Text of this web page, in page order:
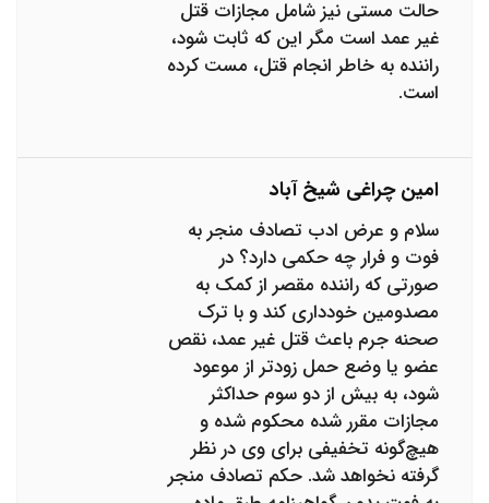
حالت مستی نیز شامل مجازات قتل
غیر عمد است مگر این که ثابت شود،
راننده به خاطر انجام قتل، مست کرده
است.
امین چراغی شیخ آباد
سلام و عرض ادب تصادف منجر به
فوت و فرار چه حکمی دارد؟ در
صورتی که راننده مقصر از کمک به
مصدومین خودداری کند و با ترک
صحنه جرم باعث قتل غیر عمد، نقص
عضو یا وضع حمل زودتر از موعود
شود، به بیش از دو سوم حداکثر
مجازات مقرر شده محکوم شده و
هیچ‌گونه تخفیفی برای وی در نظر
گرفته نخواهد شد. حکم تصادف منجر